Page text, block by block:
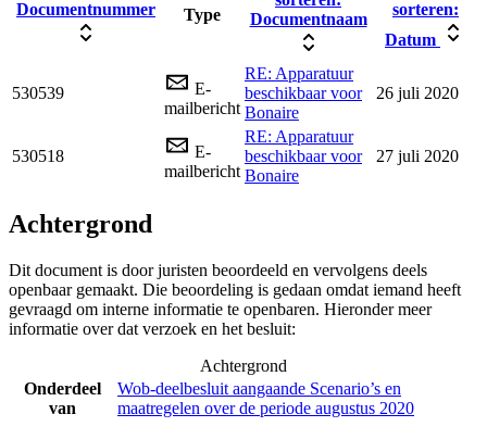
Documentnummer
Type
Documentnaam
sorteren:
Datum
530539
E-
mailbericht
RE: Apparatuur
beschikbaar voor
Bonaire
26 juli 2020
530518
E-
mailbericht
RE: Apparatuur
beschikbaar voor
Bonaire
27 juli 2020
Achtergrond
Dit document is door juristen beoordeeld en vervolgens deels
openbaar gemaakt. Die beoordeling is gedaan omdat iemand heeft
gevraagd om interne informatie te openbaren. Hieronder meer
informatie over dat verzoek en het besluit:
Achtergrond
Onderdeel
van
Wob-deelbesluit aangaande Scenario’s en
maatregelen over de periode augustus 2020